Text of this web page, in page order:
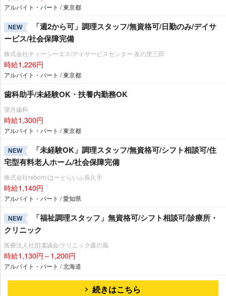
アルバイト・パート / 東京都
NEW
「週2から可」調理スタッフ/無資格可/日勤のみ/デイサ
ービス/社会保障完備
株式会社ティーシーエス/デイサービスセンター 友の里三田
時給1,226円
アルバイト・パート / 東京都
歯科助手/未経験OK・扶養内勤務OK
望月歯科
時給1,300円
アルバイト・パート / 東京都
NEW
「未経験OK」調理スタッフ/無資格可/シフト相談可/住
宅型有料老人ホーム/社会保障完備
株式会社reborn/はーとらいふ長久手
時給1,140円
アルバイト・パート / 愛知県
NEW
「福祉調理スタッフ」無資格可/シフト相談可/診療所・
クリニック
医療法人社団凜誠会/クリニック森の風
時給1,130円～1,200円
アルバイト・パート / 北海道
続きはこちら